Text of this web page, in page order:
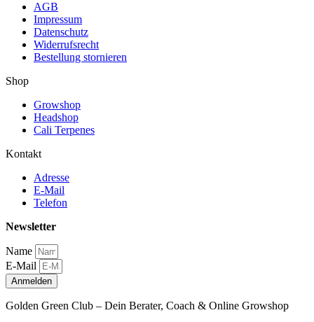
AGB
Impressum
Datenschutz
Widerrufsrecht
Bestellung stornieren
Shop
Growshop
Headshop
Cali Terpenes
Kontakt
Adresse
E-Mail
Telefon
Newsletter
Name
E-Mail
Anmelden
Golden Green Club – Dein Berater, Coach & Online Growshop